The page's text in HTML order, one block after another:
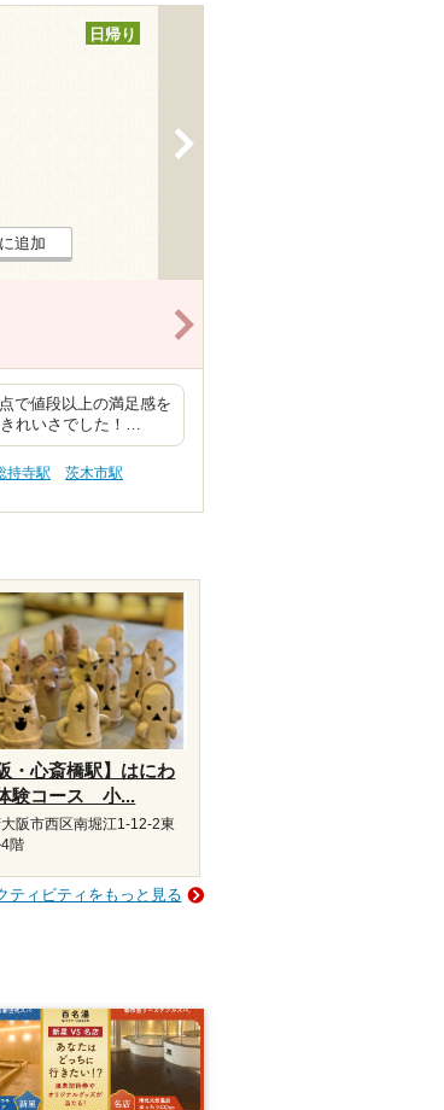
日帰り
追加
で値段以上の満足感を
れいさでした！…
持寺駅
茨木市駅
・心斎橋駅】はにわ
験コース 小...
阪市西区南堀江1-12-2東
階
ティビティをもっと見る